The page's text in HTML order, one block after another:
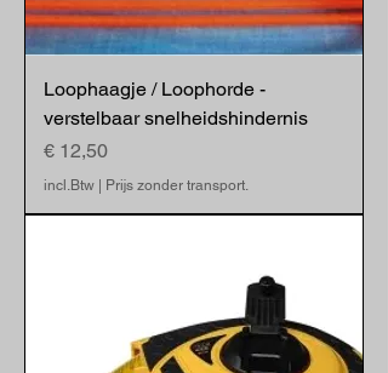
Loophaagje / Loophorde -
verstelbaar snelheidshindernis
Prijs
€ 12,50
incl.Btw | Prijs zonder transport.